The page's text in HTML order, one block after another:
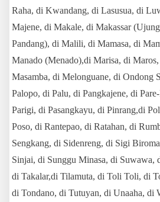
Raha, di Kwandang, di Lasusua, di
Majene, di Makale, di Makassar (Ujung
Pandang), di Malili, di Mamasa, di
Manado (Menado),di Marisa, di
Masamba, di Melonguane, di Ondong
Palopo, di Palu, di Pangkajene, di
Parigi, di Pasangkayu, di Pinrang,di
Poso, di Rantepao, di Ratahan, di
Sengkang, di Sidenreng, di Sigi
Sinjai, di Sunggu Minasa, di Suwawa,
di Takalar,di Tilamuta, di Toli Toli, di
di Tondano, di Tutuyan, di Unaaha, di